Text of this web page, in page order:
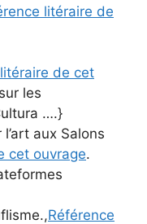
litéraire de
de cet
les
….}
aux Salons
cet ouvrage.
Référence